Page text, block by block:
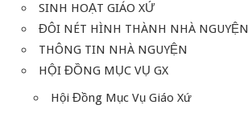
SINH HOẠT GIÁO XỨ
ĐÔI NÉT HÌNH THÀNH NHÀ NGUYỆN
THÔNG TIN NHÀ NGUYỆN
HỘI ĐỒNG MỤC VỤ GX
Hội Đồng Mục Vụ Giáo Xứ